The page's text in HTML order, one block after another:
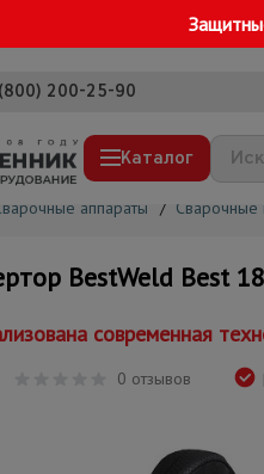
200-25-90
Каталог
туры
тенты, брезенты
оборудование
аппараты / Сварочные
BestWeld Best
современная
0 отзывов